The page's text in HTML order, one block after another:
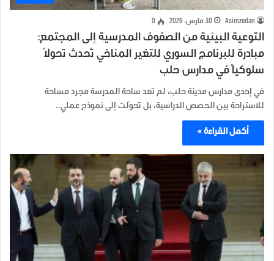
Asimzedan 30 مارس، 2026 0
التوعية البيئية من الصفوف المدرسية إلى المجتمع:
مبادرة للبرنامج السوري للتغير المناخي تُحدث تحولاً
سلوكياً في مدارس حلب
في إحدى مدارس مدينة حلب، لم تعد ساحة المدرسة مجرد مساحة
للاستراحة بين الحصص الدراسية، بل تحوّلت إلى نموذج عملي…
أكمل القراءة »